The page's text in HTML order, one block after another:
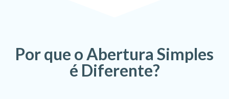
Por que o Abertura Simples
é Diferente?